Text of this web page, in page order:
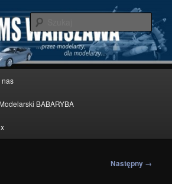
nas
BABARYBA
Następny →